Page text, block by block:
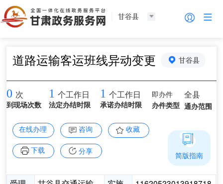
甘谷县
道路运输客运班线异动变更 甘谷县
0 次
到现场次数
1 个工作日
法定办结时限
1 个工作日
承诺办结时限
即办件
办件类型
全县
通办范围
在线办理 咨询 收藏
下载 分享 简版指南